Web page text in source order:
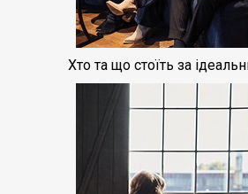
Хто та що стоїть за